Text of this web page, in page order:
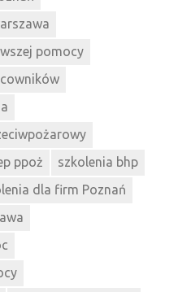
pomocy
ppoż
szkolenia bhp
dla firm Poznań